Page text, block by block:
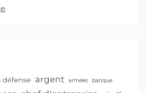
défense argent armées banque